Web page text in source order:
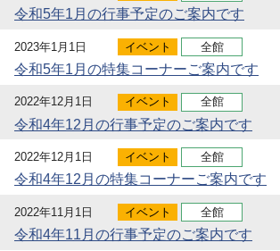
令和5年1月の行事予定のご案内です
2023年1月1日 イベント 全館
令和5年1月の特集コーナーご案内です
2022年12月1日 イベント 全館
令和4年12月の行事予定のご案内です
2022年12月1日 イベント 全館
令和4年12月の特集コーナーご案内です
2022年11月1日 イベント 全館
令和4年11月の行事予定のご案内です